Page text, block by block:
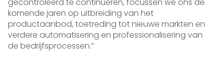
gecontroleerd te continueren, focussen we ons de
komende jaren op uitbreiding van het
productaanbod, toetreding tot nieuwe markten en
verdere automatisering en professionalisering van
de bedrijfsprocessen.”